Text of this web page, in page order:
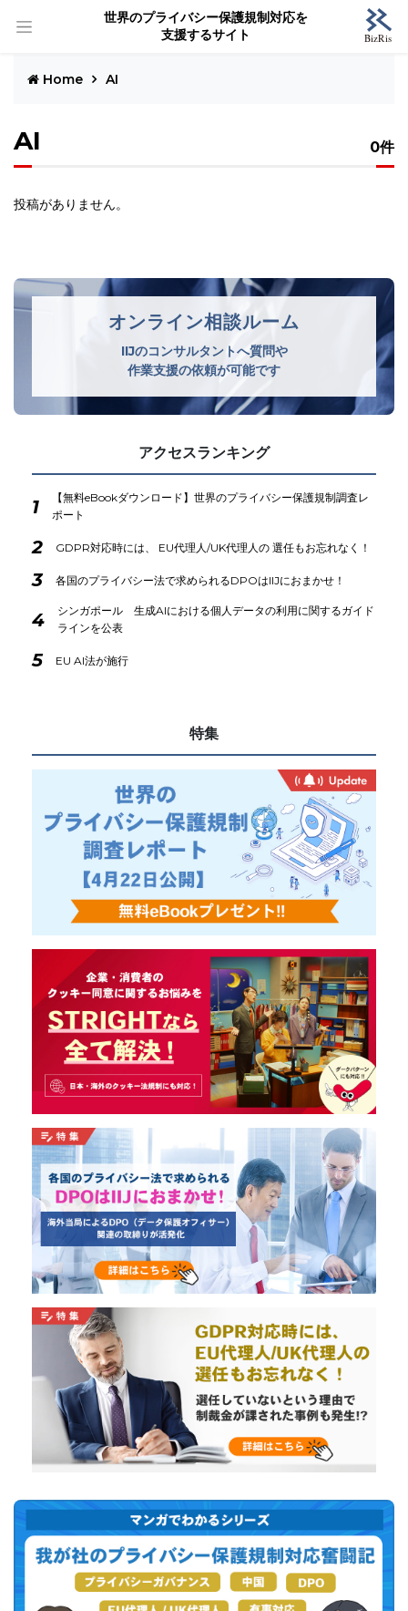
世界のプライバシー保護規制対応を
支援するサイト
Home AI
AI 0件
投稿がありません。
オンライン相談ルーム
IIJのコンサルタントへ質問や
作業支援の依頼が可能です
アクセスランキング
1
【無料eBookダウンロード】世界のプライバシー保護規制調査レ
ポート
2 GDPR対応時には、 EU代理人/UK代理人の 選任もお忘れなく！
3 各国のプライバシー法で求められるDPOはIIJにおまかせ！
4
シンガポール 生成AIにおける個人データの利用に関するガイド
ラインを公表
5 EU AI法が施行
特集